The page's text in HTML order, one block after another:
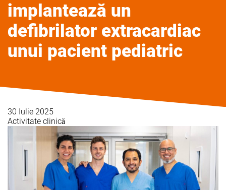
implantează un
defibrilator extracardiac
unui pacient pediatric
30 Iulie 2025
Activitate clinică